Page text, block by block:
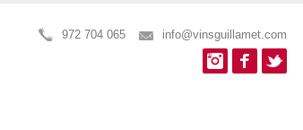
972 704 065
info@vinsguillamet.com
Facebook
Instagram